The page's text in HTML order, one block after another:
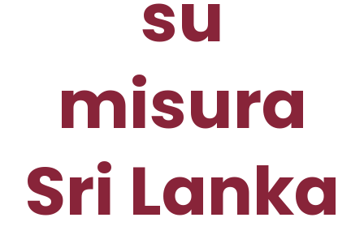
misura
Sri Lanka